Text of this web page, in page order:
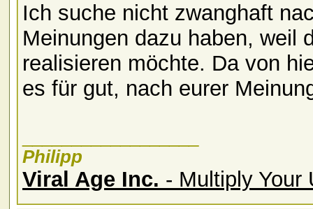
Ich suche nicht zwanghaft
Meinungen dazu haben, weil
realisieren möchte. Da von
es für gut, nach eurer
Philipp
Viral Age Inc. - Multiply Your